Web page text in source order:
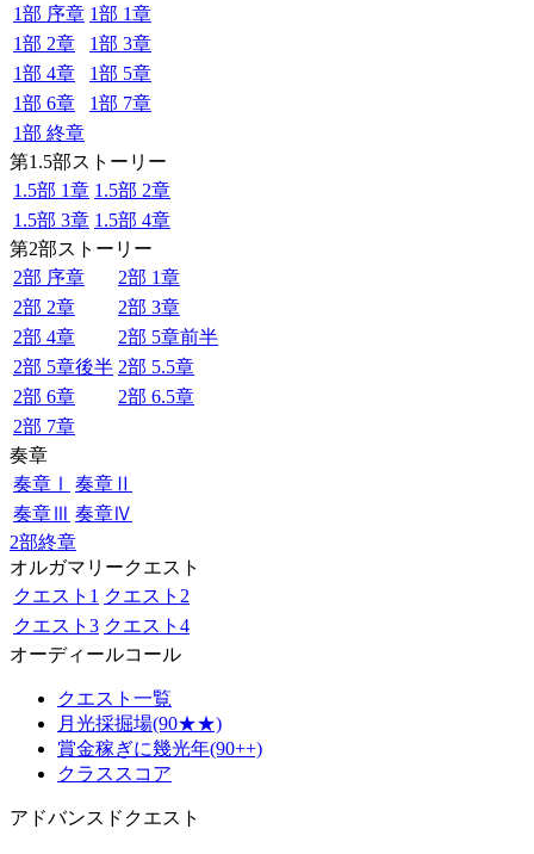
1部 序章 1部 1章
1部 2章
1部 3章
1部 4章
1部 5章
1部 6章
1部 7章
1部 終章
第1.5部ストーリー
1.5部 1章 1.5部 2章
1.5部 3章 1.5部 4章
第2部ストーリー
2部 序章
2部 1章
2部 2章
2部 3章
2部 4章
2部 5章前半
2部 5章後半 2部 5.5章
2部 6章
2部 6.5章
2部 7章
奏章
奏章Ⅰ
奏章Ⅱ
奏章Ⅲ 奏章Ⅳ
2部終章
オルガマリークエスト
クエスト1 クエスト2
クエスト3 クエスト4
オーディールコール
クエスト一覧
月光採掘場(90★★)
賞金稼ぎに幾光年(90++)
クラススコア
アドバンスドクエスト